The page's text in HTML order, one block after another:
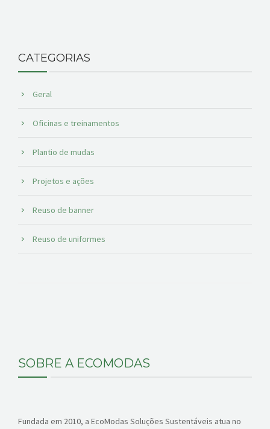
CATEGORIAS
Geral
Oficinas e treinamentos
Plantio de mudas
Projetos e ações
Reuso de banner
Reuso de uniformes
SOBRE A ECOMODAS
Fundada em 2010, a EcoModas Soluções Sustentáveis atua no